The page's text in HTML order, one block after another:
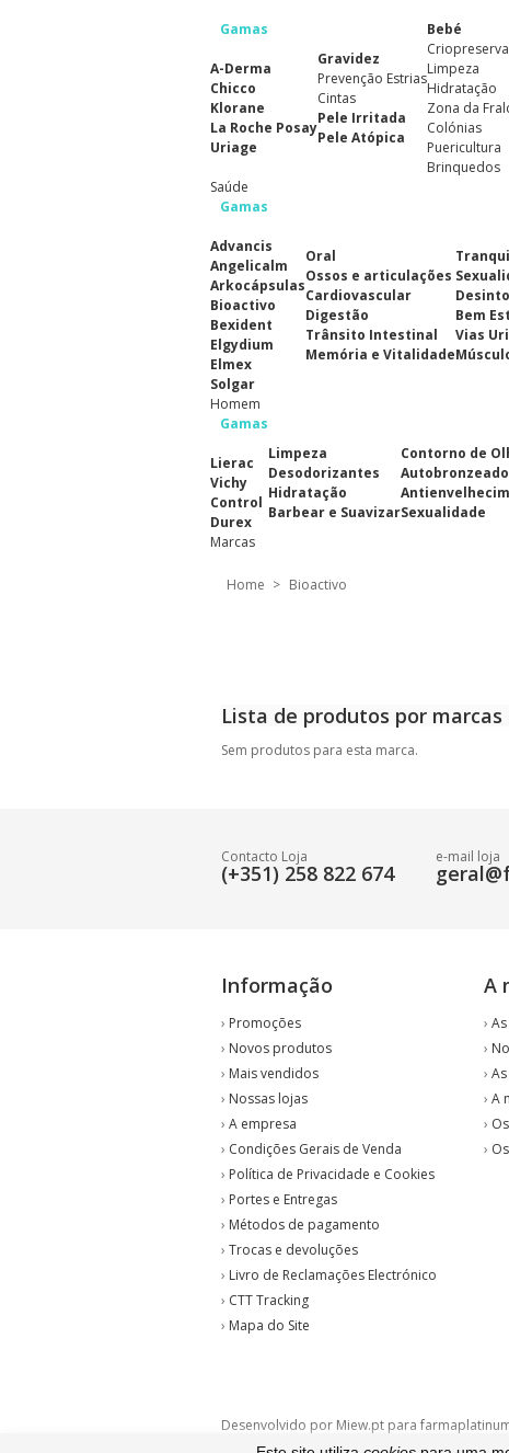
Gamas
A-Derma
Chicco
Klorane
La Roche Posay
Uriage
Gravidez
Prevenção Estrias
Cintas
Pele Irritada
Pele Atópica
Bebé
Limpeza
Hidratação
Zona da
Colónias
Puericultura
Brinquedos
Saúde
Gamas
Advancis
Angelicalm
Arkocápsulas
Bioactivo
Bexident
Elgydium
Elmex
Solgar
Oral
Ossos e articulações
Cardiovascular
Digestão
Trânsito Intestinal
Memória e Vitalidade
Bem
Vias
Homem
Gamas
Lierac
Vichy
Control
Durex
Limpeza
Desodorizantes
Hidratação
Barbear e Suavizar
Contorno de
Sexualidade
Marcas
Home > Bioactivo
Lista de produtos por
Sem produtos para esta marca.
Contacto Loja
(+351) 258 822 674
e-mail loja
Informação
› Promoções
› Novos produtos
› Mais vendidos
› Nossas lojas
› A empresa
› Condições Gerais de Venda
› Política de Privacidade e Cookies
› Portes e Entregas
› Métodos de pagamento
› Trocas e devoluções
› Livro de Reclamações Electrónico
› CTT Tracking
› Mapa do Site
A
›
›
›
› A
›
›
Desenvolvido por Miew.pt para